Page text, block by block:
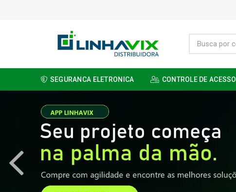
SEGURANCA ELETRONICA CONTROLE DE ACESSO